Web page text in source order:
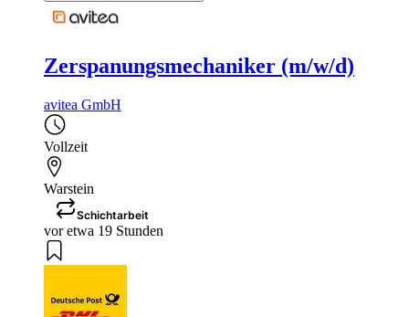
Zerspanungsmechaniker (m/w/d)
avitea GmbH
Vollzeit
Warstein
Schichtarbeit
vor etwa 19 Stunden